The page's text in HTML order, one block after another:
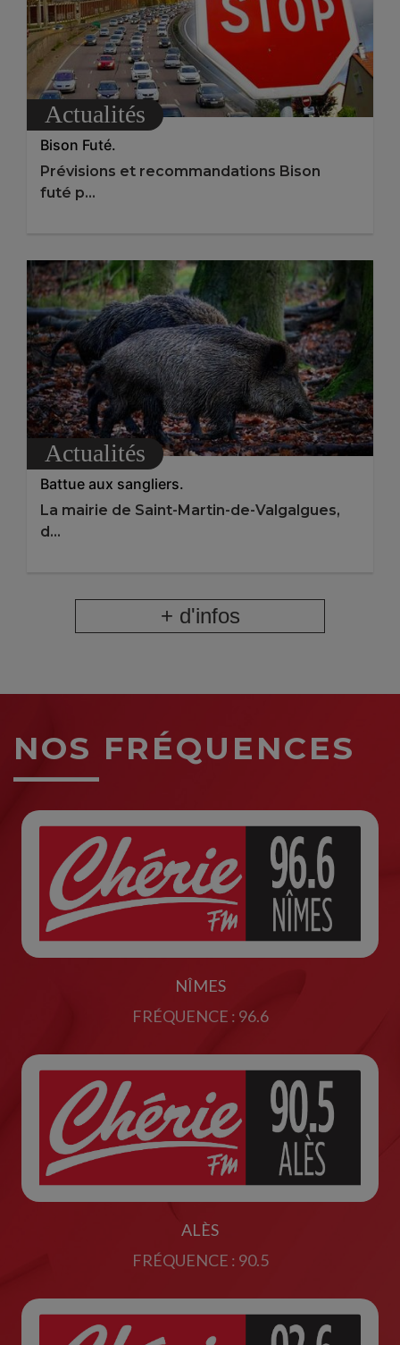
Actualités
Bison Futé.
Prévisions et recommandations Bison
futé p...
Actualités
Battue aux sangliers.
La mairie de Saint-Martin-de-Valgalgues,
d...
+ d'infos
NOS FRÉQUENCES
NÎMES
FRÉQUENCE : 96.6
ALÈS
FRÉQUENCE : 90.5